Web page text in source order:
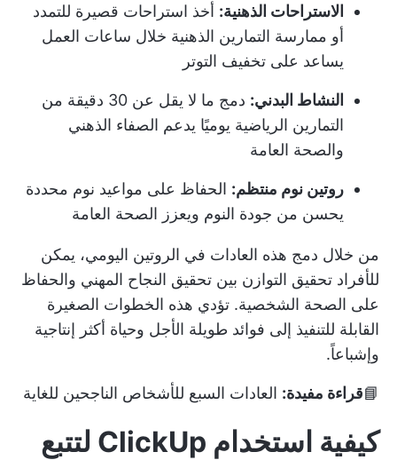
الاستراحات الذهنية: أخذ استراحات قصيرة للتمدد
أو ممارسة التمارين الذهنية خلال ساعات العمل
يساعد على تخفيف التوتر
النشاط البدني:
دمج ما لا يقل عن 30 دقيقة من
التمارين الرياضية يوميًا يدعم الصفاء الذهني
والصحة العامة
روتين نوم منتظم: الحفاظ على مواعيد نوم محددة
يحسن من جودة النوم ويعزز الصحة العامة
من خلال دمج هذه العادات في الروتين اليومي، يمكن
للأفراد تحقيق التوازن بين تحقيق النجاح المهني والحفاظ
على الصحة الشخصية. تؤدي هذه الخطوات الصغيرة
القابلة للتنفيذ إلى فوائد طويلة الأجل وحياة أكثر إنتاجية
وإشباعاً.
📘قراءة مفيدة: العادات السبع للأشخاص الناجحين للغاية
كيفية استخدام ClickUp لتتبع